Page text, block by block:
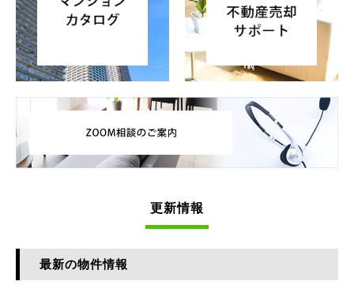
更新情報
最新の物件情報